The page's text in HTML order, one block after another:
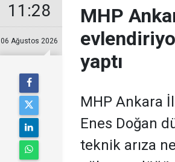
11:28
06 Ağustos 2026
MHP
yaptı
MHP Ankara
Enes Doğan
teknik arıza